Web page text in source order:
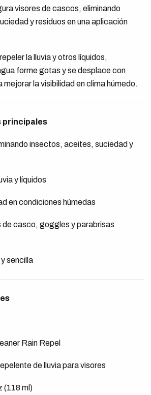
visores de cascos, eliminando
y residuos en una aplicación
la lluvia y otros líquidos,
forme gotas y se desplace con
la visibilidad en clima húmedo.
insectos, aceites, suciedad y
y líquidos
en condiciones húmedas
casco, goggles y parabrisas
sencilla
Rain Repel
de lluvia para visores
(118 ml)